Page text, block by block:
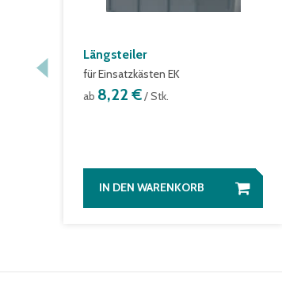
Längsteiler
für Einsatzkästen EK
ab 8,22 €/ Stk.
IN DEN WARENKORB